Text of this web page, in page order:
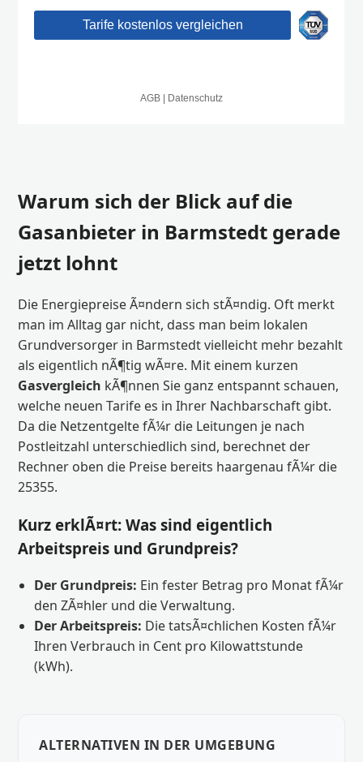
Warum sich der Blick auf die
Gasanbieter in Barmstedt gerade
jetzt lohnt
Die Energiepreise Ã¤ndern sich stÃ¤ndig. Oft merkt
man im Alltag gar nicht, dass man beim lokalen
Grundversorger in Barmstedt vielleicht mehr bezahlt
als eigentlich nÃ¶tig wÃ¤re. Mit einem kurzen
Gasvergleich kÃ¶nnen Sie ganz entspannt schauen,
welche neuen Tarife es in Ihrer Nachbarschaft gibt.
Da die Netzentgelte fÃ¼r die Leitungen je nach
Postleitzahl unterschiedlich sind, berechnet der
Rechner oben die Preise bereits haargenau fÃ¼r die
25355.
Kurz erklÃ¤rt: Was sind eigentlich
Arbeitspreis und Grundpreis?
Der Grundpreis: Ein fester Betrag pro Monat fÃ¼r
den ZÃ¤hler und die Verwaltung.
Der Arbeitspreis: Die tatsÃ¤chlichen Kosten fÃ¼r
Ihren Verbrauch in Cent pro Kilowattstunde
(kWh).
ALTERNATIVEN IN DER UMGEBUNG